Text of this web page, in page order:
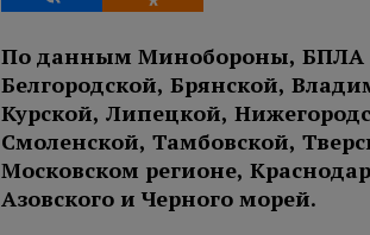
По данным Минобороны, БПЛА
Белгородской, Брянской,
Курской, Липецкой,
Смоленской, Тамбовской,
Московском регионе,
Азовского и Черного морей.